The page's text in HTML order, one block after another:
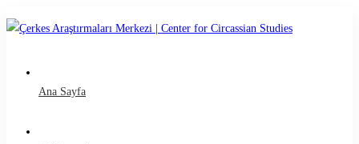
Ana Sayfa